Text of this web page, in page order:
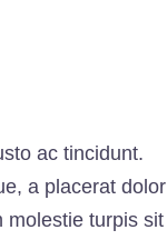
ac tincidunt.
a placerat dolor
molestie turpis sit